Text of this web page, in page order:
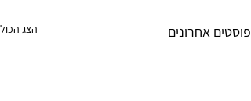
פוסטים אחרונים הצג הכול